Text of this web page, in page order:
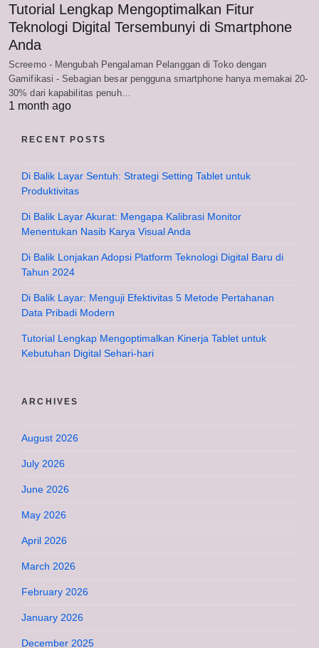
Tutorial Lengkap Mengoptimalkan Fitur
Teknologi Digital Tersembunyi di Smartphone
Anda
Screemo - Mengubah Pengalaman Pelanggan di Toko dengan
Gamifikasi - Sebagian besar pengguna smartphone hanya memakai 20-
30% dari kapabilitas penuh…
1 month ago
RECENT POSTS
Di Balik Layar Sentuh: Strategi Setting Tablet untuk
Produktivitas
Di Balik Layar Akurat: Mengapa Kalibrasi Monitor
Menentukan Nasib Karya Visual Anda
Di Balik Lonjakan Adopsi Platform Teknologi Digital Baru di
Tahun 2024
Di Balik Layar: Menguji Efektivitas 5 Metode Pertahanan
Data Pribadi Modern
Tutorial Lengkap Mengoptimalkan Kinerja Tablet untuk
Kebutuhan Digital Sehari-hari
ARCHIVES
August 2026
July 2026
June 2026
May 2026
April 2026
March 2026
February 2026
January 2026
December 2025